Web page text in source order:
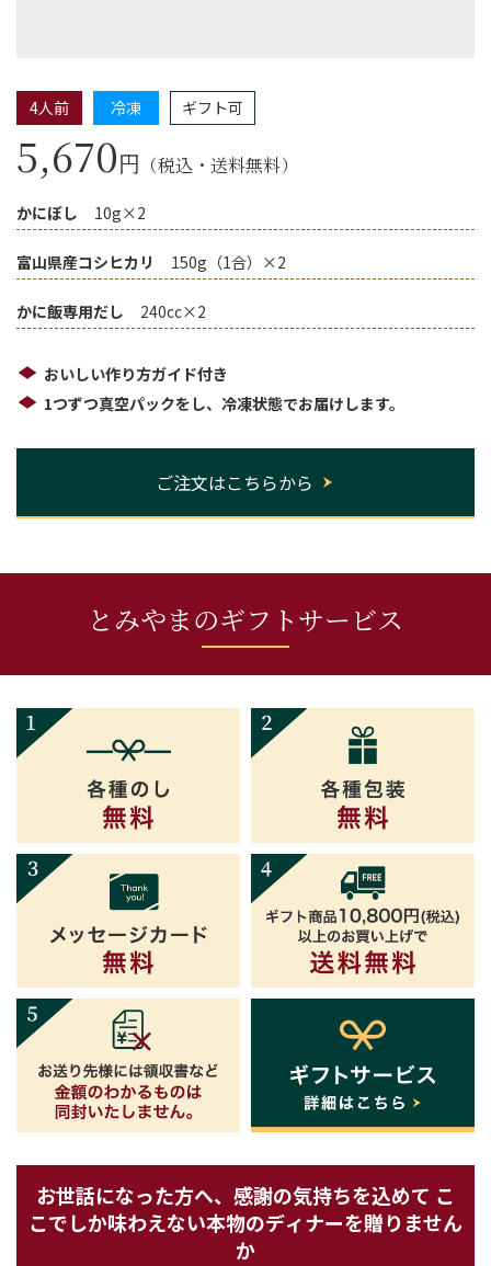
4人前 冷凍 ギフト可
5,670円 （税込・送料無料）
かにぼし 10g×2
富山県産コシヒカリ 150g（1合）×2
かに飯専用だし 240cc×2
おいしい作り方ガイド付き
1つずつ真空パックをし、冷凍状態でお届けします。
ご注文はこちらから
とみやまのギフトサービス
お世話になった方へ、感謝の気持ちを込めて こ
こでしか味わえない本物のディナーを贈りません
か